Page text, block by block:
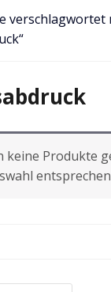
verschlagwortet
keine Produkte